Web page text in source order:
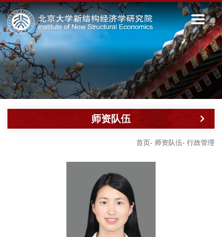
首页- 师资队伍- 行政管理
师资队伍